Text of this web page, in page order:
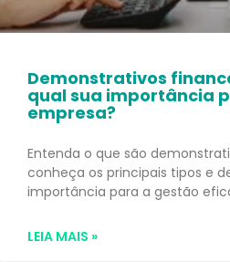
Demonstrativos
qual sua importância
empresa?
Entenda o que são
conheça os principais tipos e
importância para a gestão
LEIA MAIS »